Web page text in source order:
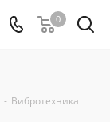
0
- Вибротехника